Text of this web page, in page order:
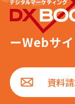
ーWebサ
資料